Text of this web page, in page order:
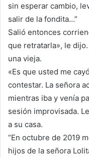
sin esperar cambio,
salir de la fondita…”
Salió entonces
que retratarla», le
una vieja.
«Es que usted me
contestar. La señora
mientras iba y venía
sesión improvisada.
a su casa.
“En octubre de 2019
hijos de la señora